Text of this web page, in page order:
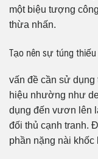
một biệu tượng
thừa nhấn.
Tạo nên sự túng
vấn đề cần sử
hiệu nhường như
dụng đến vươn lên
đối thủ cạnh tranh.
phần nặng nài